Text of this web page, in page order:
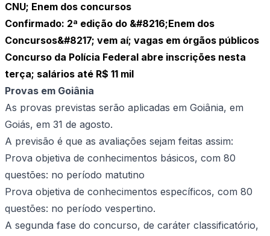
CNU; Enem dos concursos
Confirmado: 2ª edição do &#8216;Enem dos
Concursos&#8217; vem aí; vagas em órgãos públicos
Concurso da Polícia Federal abre inscrições nesta
terça; salários até R$ 11 mil
Provas em Goiânia
As provas previstas serão aplicadas em Goiânia, em
Goiás, em 31 de agosto.
A previsão é que as avaliações sejam feitas assim:
Prova objetiva de conhecimentos básicos, com 80
questões: no período matutino
Prova objetiva de conhecimentos específicos, com 80
questões: no período vespertino.
A segunda fase do concurso, de caráter classificatório,